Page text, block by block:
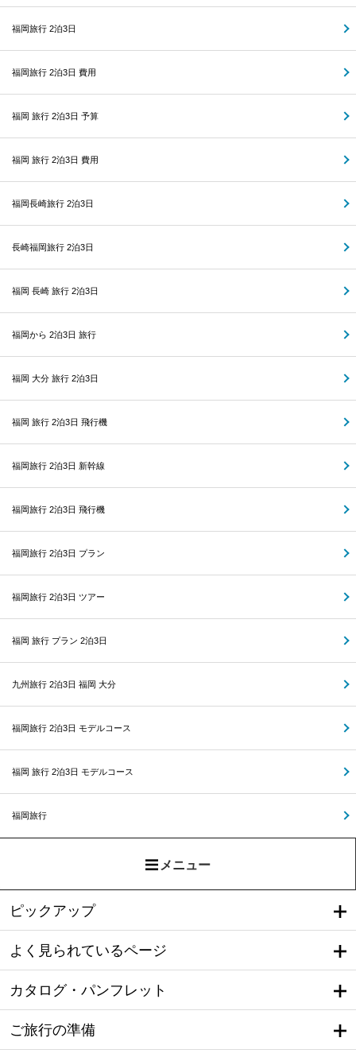
福岡旅行 2泊3日
福岡旅行 2泊3日 費用
福岡 旅行 2泊3日 予算
福岡 旅行 2泊3日 費用
福岡長崎旅行 2泊3日
長崎福岡旅行 2泊3日
福岡 長崎 旅行 2泊3日
福岡から 2泊3日 旅行
福岡 大分 旅行 2泊3日
福岡 旅行 2泊3日 飛行機
福岡旅行 2泊3日 新幹線
福岡旅行 2泊3日 飛行機
福岡旅行 2泊3日 プラン
福岡旅行 2泊3日 ツアー
福岡 旅行 プラン 2泊3日
九州旅行 2泊3日 福岡 大分
福岡旅行 2泊3日 モデルコース
福岡 旅行 2泊3日 モデルコース
福岡旅行
メニュー
ピックアップ
よく見られているページ
カタログ・パンフレット
ご旅行の準備